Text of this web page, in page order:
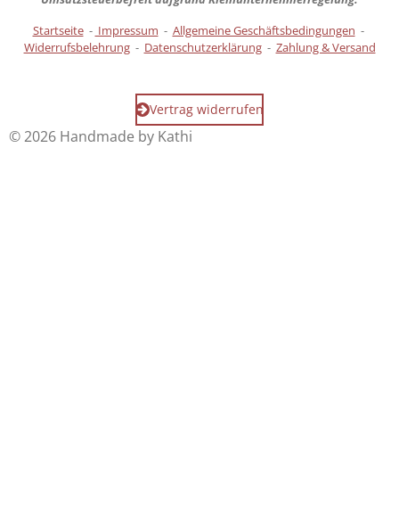
Startseite- Impressum - Allgemeine Geschäftsbedingungen -
Widerrufsbelehrung- Datenschutzerklärung- Zahlung & Versand
Vertrag widerrufen
© 2026 Handmade by Kathi